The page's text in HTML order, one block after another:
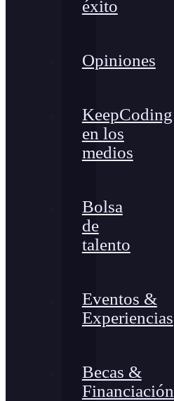
éxito
Opiniones
KeepCoding
en los
medios
Bolsa
de
talento
Eventos &
Experiencias
Becas &
Financiación